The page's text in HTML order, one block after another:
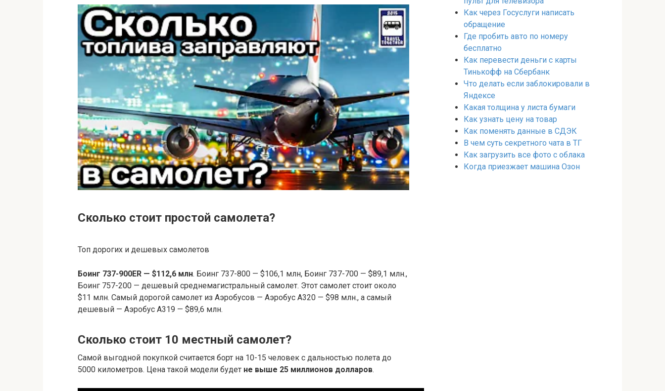
Сколько стоит простой самолета?
Топ дорогих и дешевых самолетов
Боинг 737-900ER — $112,6 млн. Боинг 737-800 — $106,1 млн, Боинг 737-700 — $89,1 млн.,
Боинг 757-200 — дешевый среднемагистральный самолет. Этот самолет стоит около
$11 млн. Самый дорогой самолет из Аэробусов — Аэробус А320 — $98 млн., а самый
дешевый — Аэробус А319 — $89,6 млн.
Сколько стоит 10 местный самолет?
Самой выгодной покупкой считается борт на 10-15 человек с дальностью полета до
5000 километров. Цена такой модели будет не выше 25 миллионов долларов.
Как через Госуслуги написать
обращение
Где пробить авто по номеру
бесплатно
Как перевести деньги с карты
Тинькофф на Сбербанк
Что делать если заблокировали в
Яндексе
Какая толщина у листа бумаги
Как узнать цену на товар
Как поменять данные в СДЭК
В чем суть секретного чата в ТГ
Как загрузить все фото с облака
Когда приезжает машина Озон